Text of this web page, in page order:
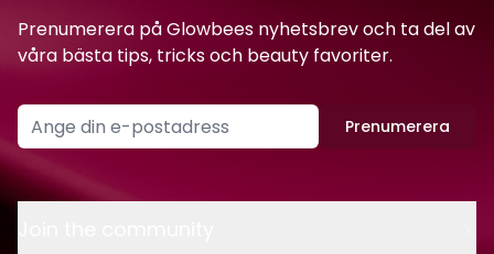
Prenumerera på Glowbees nyhetsbrev och ta del av
våra bästa tips, tricks och beauty favoriter.
Prenumerera